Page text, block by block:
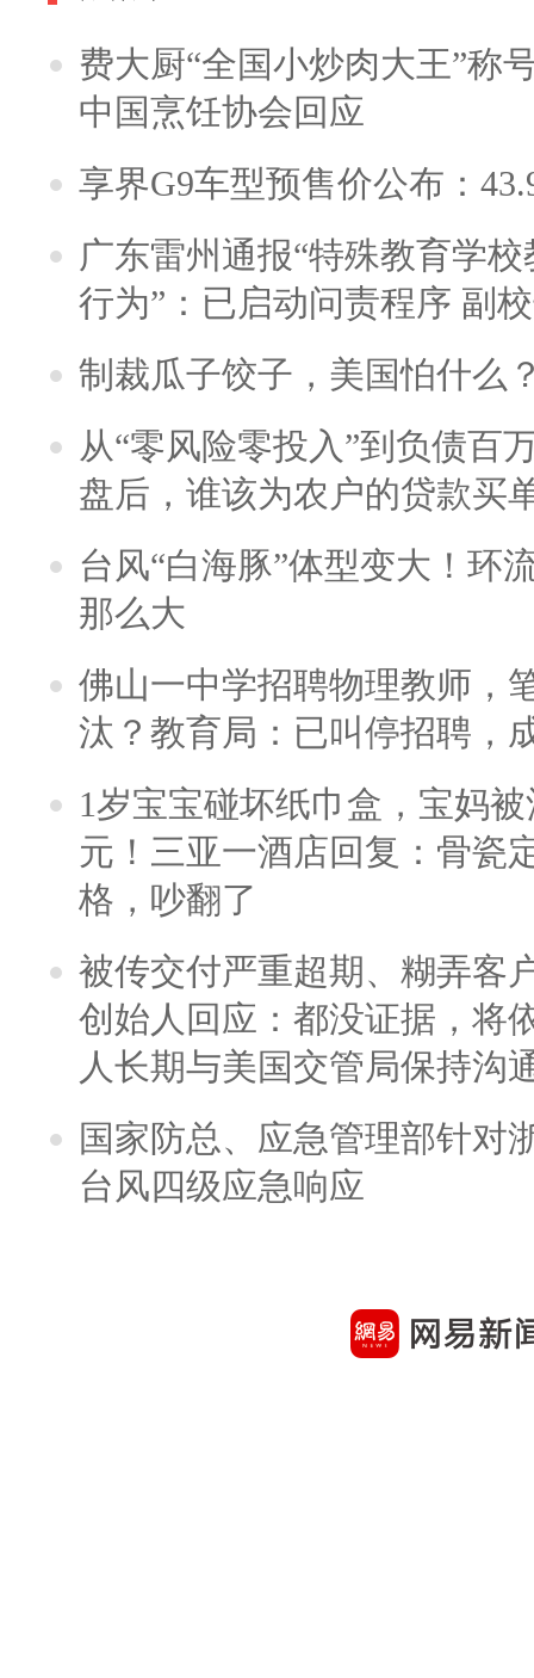
费大厨“全国小炒肉大王”称
中国烹饪协会回应
享界G9车型预售价公布：
广东雷州通报“特殊教育学
行为”：已启动问责程序 副
制裁瓜子饺子，美国怕什么
从“零风险零投入”到负债百
盘后，谁该为农户的贷款买
台风“白海豚”体型变大！环
那么大
佛山一中学招聘物理教师，
汰？教育局：已叫停招聘，
1岁宝宝碰坏纸巾盒，宝妈
元！三亚一酒店回复：骨瓷
格，吵翻了
被传交付严重超期、糊弄客
创始人回应：都没证据，将
人长期与美国交管局保持沟
国家防总、应急管理部针对
台风四级应急响应